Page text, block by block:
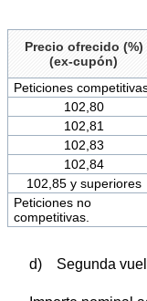
Precio ofrecido (%)
(ex-cupón)
Peticiones
102,80
102,81
102,83
102,84
102,85 y superiores
Peticiones no
competitivas.
d) Segunda